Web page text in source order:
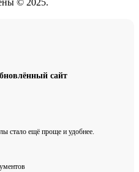
© 2025.
сайт
стало ещё проще и удобнее.